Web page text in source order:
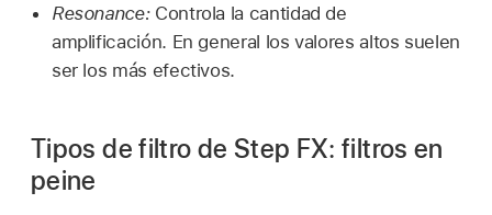
Resonance:Controla la cantidad de
amplificación. En general los valores altos suelen
ser los más efectivos.
Tipos de filtro de Step FX: filtros en
peine